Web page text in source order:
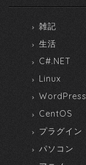
雑記
生活
C#.NET
Linux
WordPress
CentOS
プラグイン
パソコン